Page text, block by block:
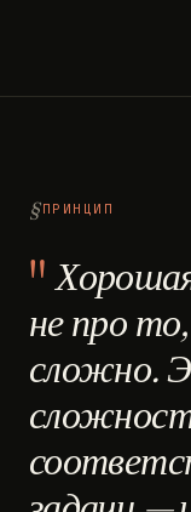
ПРИНЦИП
не про
сложно.